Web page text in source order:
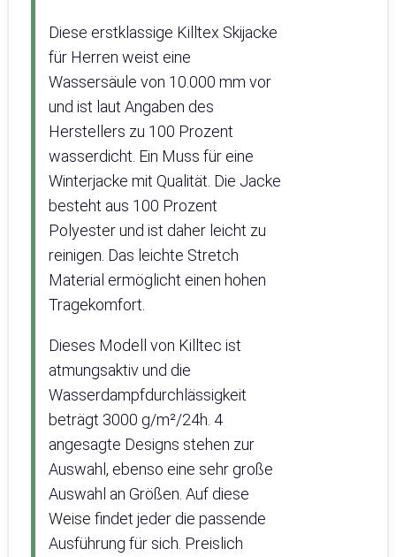
Diese erstklassige Killtex Skijacke
für Herren weist eine
Wassersäule von 10.000 mm vor
und ist laut Angaben des
Herstellers zu 100 Prozent
wasserdicht. Ein Muss für eine
Winterjacke mit Qualität. Die Jacke
besteht aus 100 Prozent
Polyester und ist daher leicht zu
reinigen. Das leichte Stretch
Material ermöglicht einen hohen
Tragekomfort.
Dieses Modell von Killtec ist
atmungsaktiv und die
Wasserdampfdurchlässigkeit
beträgt 3000 g/m²/24h. 4
angesagte Designs stehen zur
Auswahl, ebenso eine sehr große
Auswahl an Größen. Auf diese
Weise findet jeder die passende
Ausführung für sich. Preislich